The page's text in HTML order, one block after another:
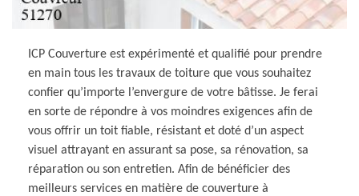
ICP Couverture est expérimenté et qualifié pour prendre
en main tous les travaux de toiture que vous souhaitez
confier qu’importe l’envergure de votre bâtisse. Je ferai
en sorte de répondre à vos moindres exigences afin de
vous offrir un toit fiable, résistant et doté d’un aspect
visuel attrayant en assurant sa pose, sa rénovation, sa
réparation ou son entretien. Afin de bénéficier des
meilleurs services en matière de couverture à